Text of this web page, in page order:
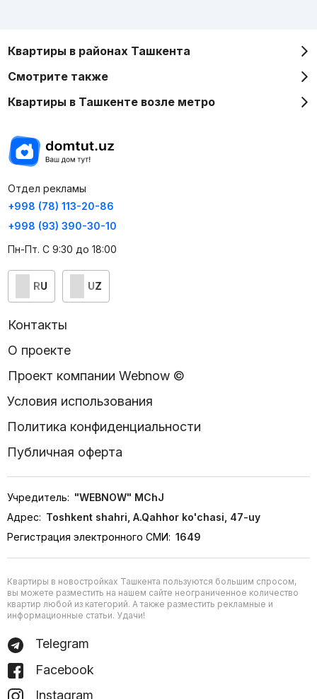
Квартиры в районах Ташкента
Смотрите также
Квартиры в Ташкенте возле метро
Отдел рекламы
+998 (78) 113-20-86
+998 (93) 390-30-10
Пн-Пт. С 9:30 до 18:00
RU UZ
Контакты
О проекте
Проект компании Webnow ©
Условия использования
Политика конфиденциальности
Публичная оферта
Учредитель: "WEBNOW" MChJ
Адрес: Toshkent shahri, A.Qahhor ko'chasi, 47-uy
Регистрация электронного СМИ: 1649
Квартиры в новостройках Ташкента пользуются большим спросом,
вы можете разместить на нашем сайте неограниченное количество
квартир любой из категорий. А также разместить рекламные и
информационные статьи. Удачи!
Telegram
Facebook
Instagram